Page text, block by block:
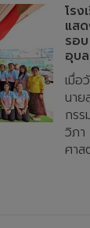
โร
แส
รอ
อุบ
เมื่อ
นาย
กรร
วิภ
ศา